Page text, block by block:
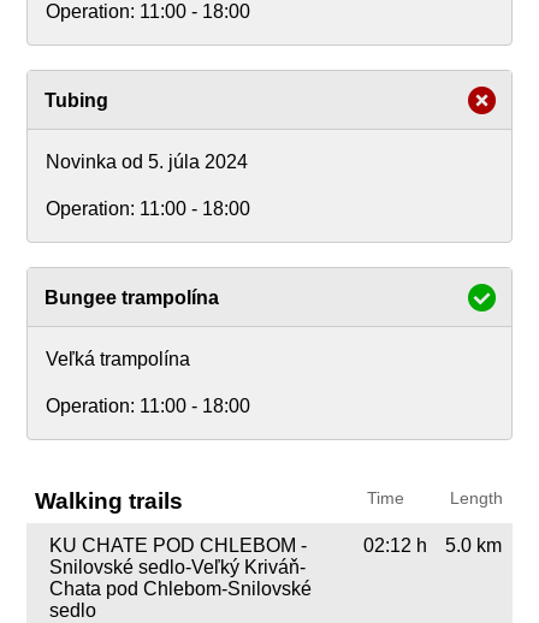
Operation: 11:00 - 18:00
Tubing
Novinka od 5. júla 2024
Operation: 11:00 - 18:00
Bungee trampolína
Veľká trampolína
Operation: 11:00 - 18:00
Walking trails Time Length
KU CHATE POD CHLEBOM -
Snilovské sedlo-Veľký Kriváň-
Chata pod Chlebom-Snilovské
sedlo
02:12 h 5.0 km